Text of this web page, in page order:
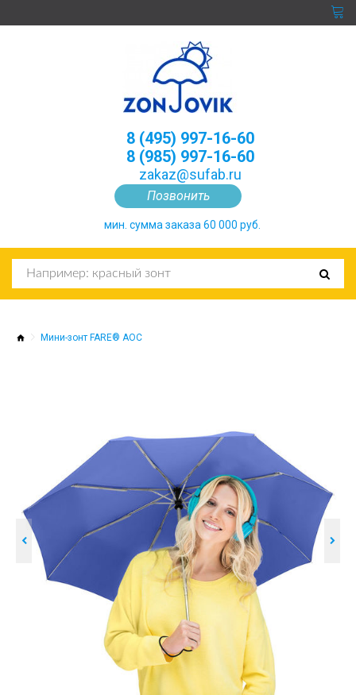
Позвонить
8 (495) 997-16-60
8 (985) 997-16-60
zakaz@sufab.ru
мин. сумма заказа 60 000 руб.
Мини-зонт FARE® AOC